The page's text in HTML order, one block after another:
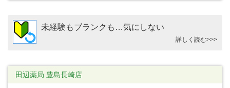
未経験もブランクも…気にしない
詳しく読む>>>
田辺薬局 豊島長崎店